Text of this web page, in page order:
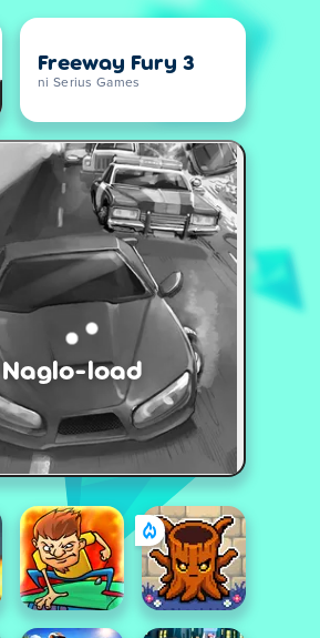
Freeway Fury 3
ni Serius Games
Naglo-load